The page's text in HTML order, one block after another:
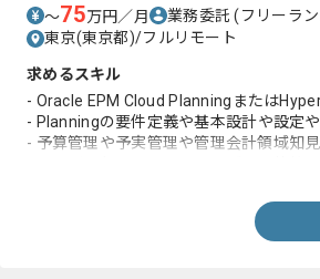
〜75万円／月 業務委託(フリーラ
東京(東京都)/フルリモート
求めるスキル
- Oracle EPM Cloud Planningまたは
- Planningの要件定義や基本設計や設定
- 予算管理や予実管理や管理会計領域知見